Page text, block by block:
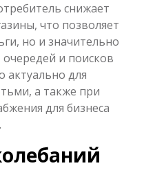
снижает
что позволяет
но и значительно
и поисков
актуально для
а также при
для бизнеса